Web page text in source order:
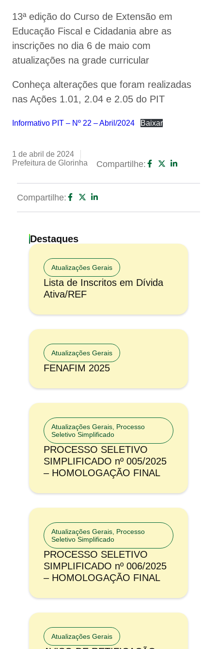
13ª edição do Curso de Extensão em
Educação Fiscal e Cidadania abre as
inscrições no dia 6 de maio com
atualizações na grade curricular
Conheça alterações que foram realizadas
nas Ações 1.01, 2.04 e 2.05 do PIT
Informativo PIT – Nº 22 – Abril/2024 Baixar
1 de abril de 2024
Prefeitura de Glorinha
Compartilhe:
Compartilhe:
Destaques
Atualizações Gerais
Lista de Inscritos em Dívida
Ativa/REF
Atualizações Gerais
FENAFIM 2025
Atualizações Gerais Processo
Seletivo Simplificado
PROCESSO SELETIVO
SIMPLIFICADO nº 005/2025
– HOMOLOGAÇÃO FINAL
Atualizações Gerais Processo
Seletivo Simplificado
PROCESSO SELETIVO
SIMPLIFICADO nº 006/2025
– HOMOLOGAÇÃO FINAL
Atualizações Gerais